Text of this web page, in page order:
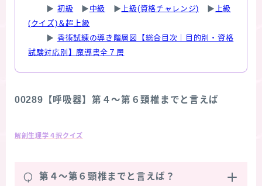
▶ 初級 ▶ 中級 ▶ 上級(資格チャレンジ) ▶ 上級
(クイズ)＆超上級
▶ 香術試練の導き階層図【総合目次｜目的別・資格
試験対応別】魔導書全７層
00289【呼吸器】第４～第６頸椎までと言えば
解剖生理学４択クイズ
Q 第４～第６頸椎までと言えば？